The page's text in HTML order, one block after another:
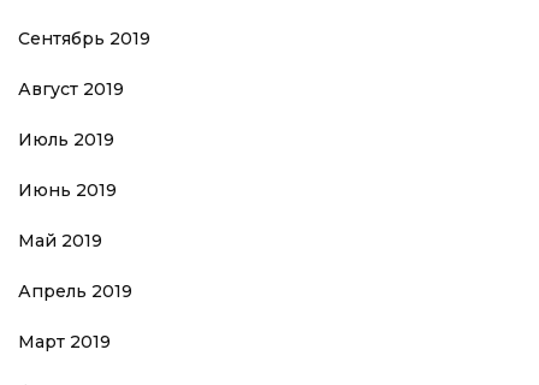
Сентябрь 2019
Август 2019
Июль 2019
Июнь 2019
Май 2019
Апрель 2019
Март 2019